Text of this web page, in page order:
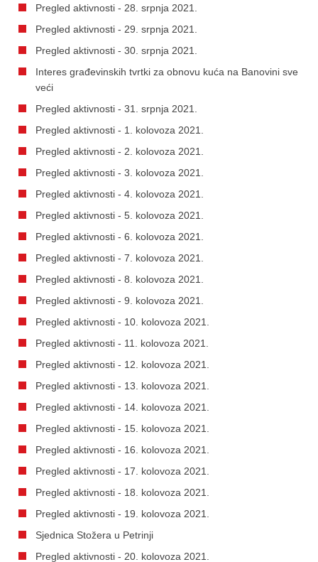
Pregled aktivnosti - 28. srpnja 2021.
Pregled aktivnosti - 29. srpnja 2021.
Pregled aktivnosti - 30. srpnja 2021.
Interes građevinskih tvrtki za obnovu kuća na Banovini sve
veći
Pregled aktivnosti - 31. srpnja 2021.
Pregled aktivnosti - 1. kolovoza 2021.
Pregled aktivnosti - 2. kolovoza 2021.
Pregled aktivnosti - 3. kolovoza 2021.
Pregled aktivnosti - 4. kolovoza 2021.
Pregled aktivnosti - 5. kolovoza 2021.
Pregled aktivnosti - 6. kolovoza 2021.
Pregled aktivnosti - 7. kolovoza 2021.
Pregled aktivnosti - 8. kolovoza 2021.
Pregled aktivnosti - 9. kolovoza 2021.
Pregled aktivnosti - 10. kolovoza 2021.
Pregled aktivnosti - 11. kolovoza 2021.
Pregled aktivnosti - 12. kolovoza 2021.
Pregled aktivnosti - 13. kolovoza 2021.
Pregled aktivnosti - 14. kolovoza 2021.
Pregled aktivnosti - 15. kolovoza 2021.
Pregled aktivnosti - 16. kolovoza 2021.
Pregled aktivnosti - 17. kolovoza 2021.
Pregled aktivnosti - 18. kolovoza 2021.
Pregled aktivnosti - 19. kolovoza 2021.
Sjednica Stožera u Petrinji
Pregled aktivnosti - 20. kolovoza 2021.